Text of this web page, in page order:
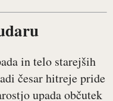
in telo starejših
česar hitreje pride
upada občutek